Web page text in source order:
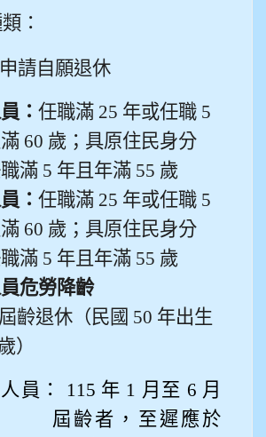
：
請自願退休
： 任職滿 25 年或任職 5
60 歲；具原住民身分
滿 5 年且年滿 55 歲
： 任職滿 25 年或任職 5
60 歲；具原住民身分
滿 5 年且年滿 55 歲
危勞降齡
齡退休（民國 50 年出生
）
員： 115 年 1 月至 6 月
屆齡者，至遲應於